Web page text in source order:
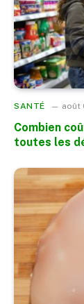
SANTÉ août
Combien
toutes les